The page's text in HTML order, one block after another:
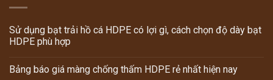
Sử dụng bạt trải hồ cá HDPE có lợi gì, cách chọn độ dày bạt
HDPE phù hợp
Bảng báo giá màng chống thấm HDPE rẻ nhất hiện nay